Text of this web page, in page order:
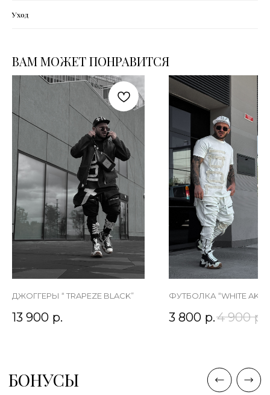
Уход
ВАМ МОЖЕТ ПОНРАВИТСЯ
ДЖОГГЕРЫ “ TRAPEZE BLACK”
13 900 р.
ФУТБОЛКА “WHITE AK”
3 800 р.4 900 р.
БОНУСЫ
ПРОГРАММА ЛОЯЛЬНОСТИ